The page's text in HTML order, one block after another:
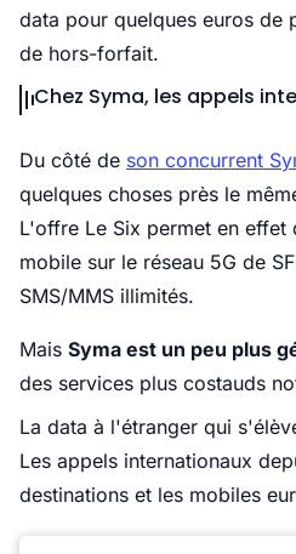
data pour quelques euros de
de hors-forfait.
Chez Syma, les appels
Du côté de son concurrent
quelques choses près le
L'offre Le Six permet en
mobile sur le réseau 5G de
SMS/MMS illimités.
Mais Syma est un peu plus
des services plus costauds
La data à l'étranger qui
Les appels internationaux
destinations et les mobiles